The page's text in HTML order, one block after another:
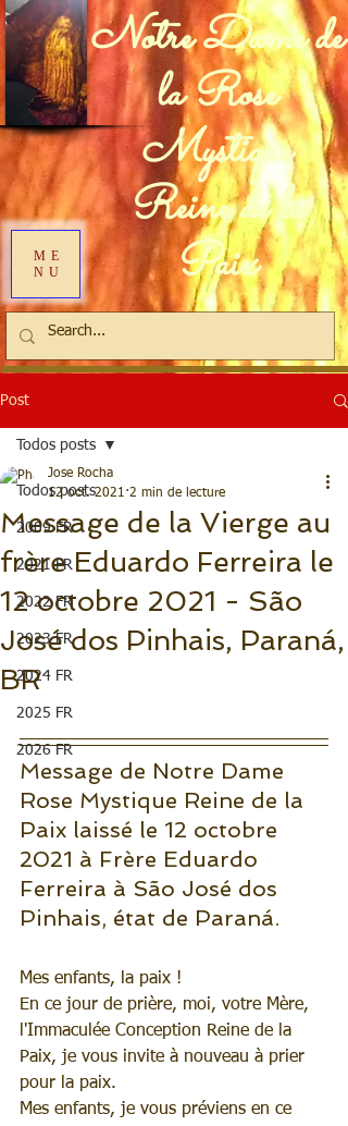
ME
NU
Notre Dame de
la Rose
Mystique
Reine de la
Paix
Post
Todos posts
2009 FR
2021 FR
2022 FR
2023 FR
2024 FR
2025 FR
2026 FR
Todos posts
Message de la Vierge au
frère Eduardo Ferreira le
12 octobre 2021 - São
José dos Pinhais, Paraná,
BR
Jose Rocha
12 oct. 2021 2 min de lecture
Message de Notre Dame
Rose Mystique Reine de la
Paix laissé le 12 octobre
2021 à Frère Eduardo
Ferreira à São José dos
Pinhais, état de Paraná.
Mes enfants, la paix !
En ce jour de prière, moi, votre Mère,
l'Immaculée Conception Reine de la
Paix, je vous invite à nouveau à prier
pour la paix.
Mes enfants, je vous préviens en ce